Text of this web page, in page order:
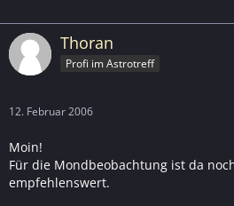
Thoran
Profi im Astrotreff
12. Februar 2006
Moin!
Für die Mondbeobachtung ist da
empfehlenswert.